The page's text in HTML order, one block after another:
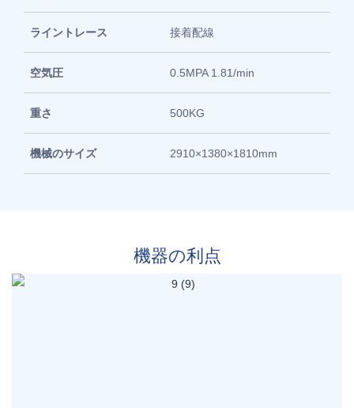
ライントレース 接着配線
空気圧 0.5MPA 1.81/min
重さ 500KG
機械のサイズ 2910×1380×1810mm
機器の利点